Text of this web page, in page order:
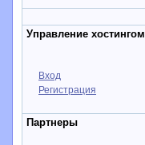
Управление хостингом
Вход
Регистрация
Партнеры